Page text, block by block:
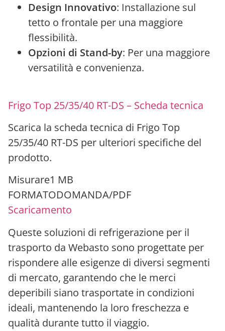
Design Innovativo: Installazione sul
tetto o frontale per una maggiore
flessibilità.
Opzioni di Stand-by: Per una maggiore
versatilità e convenienza.
Frigo Top 25/35/40 RT-DS – Scheda tecnica
Scarica la scheda tecnica di Frigo Top
25/35/40 RT-DS per ulteriori specifiche del
prodotto.
Misurare1 MB
FORMATODOMANDA/PDF
Scaricamento
Queste soluzioni di refrigerazione per il
trasporto da Webasto sono progettate per
rispondere alle esigenze di diversi segmenti
di mercato, garantendo che le merci
deperibili siano trasportate in condizioni
ideali, mantenendo la loro freschezza e
qualità durante tutto il viaggio.